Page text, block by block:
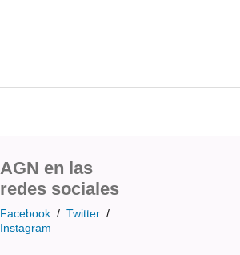
AGN en las
redes sociales
Facebook / Twitter /
Instagram